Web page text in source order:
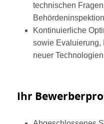
technischen
Kontinuierliche
sowie Evaluierung,
neuer Technologien
Ihr